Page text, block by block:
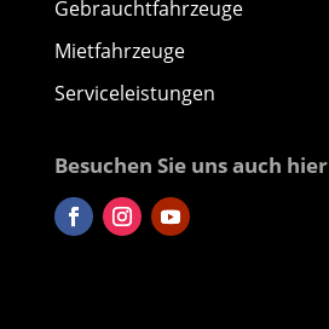
Gebrauchtfahrzeuge
Mietfahrzeuge
Serviceleistungen
Besuchen Sie uns auch hier